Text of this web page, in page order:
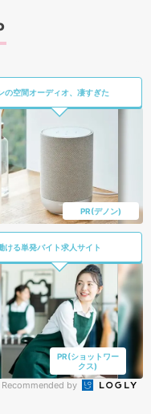
の空間オーディオ、凄すぎた
PR(デノン)
ける単発バイト求人サイト
PR(ショットワー
クス)
Recommended by